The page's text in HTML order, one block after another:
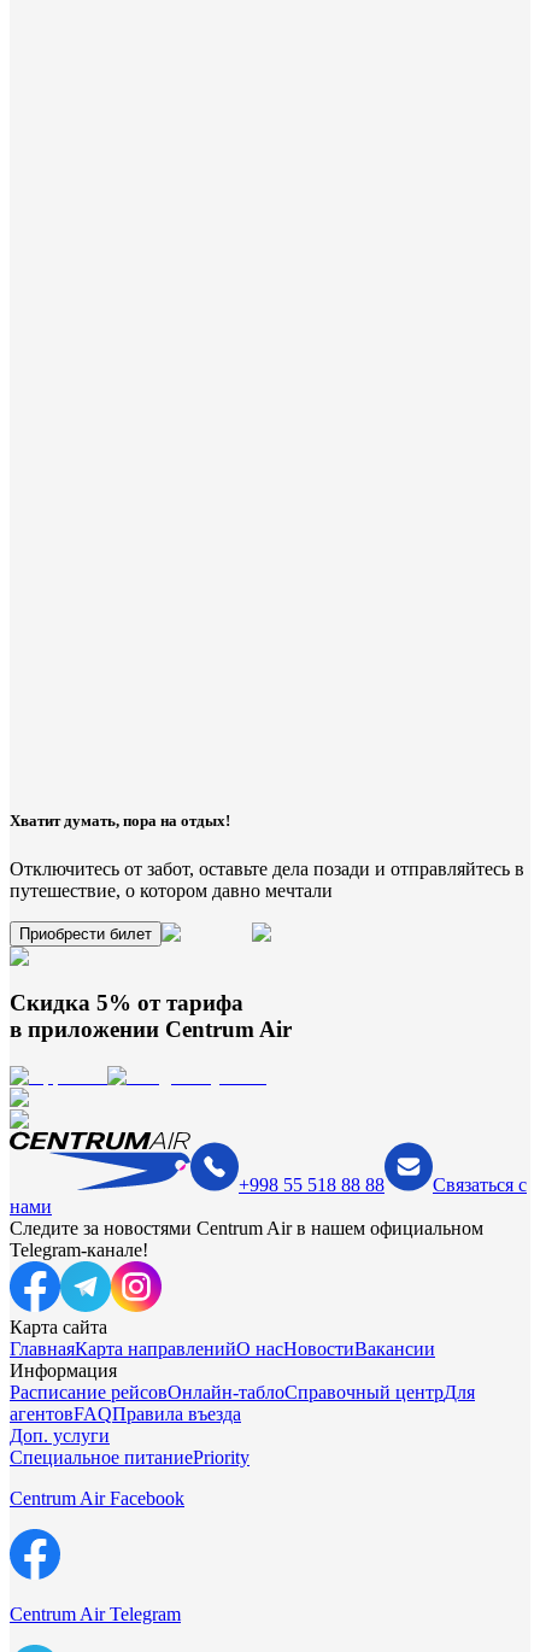
Хватит думать, пора на отдых!
Отключитесь от забот, оставьте дела позади и отправляйтесь в
путешествие, о котором давно мечтали
Приобрести билет
Скидка 5% от тарифа
в приложении Centrum Air
+998 55 518 88 88
Связаться с
нами
Следите за новостями Centrum Air в нашем официальном
Telegram-канале!
Карта сайта
ГлавнаяКарта направленийО насНовостиВакансии
Информация
Расписание рейсовОнлайн-таблоСправочный центрДля
агентовFAQПравила въезда
Доп. услуги
Специальное питаниеPriority
Centrum Air Facebook
Centrum Air Telegram